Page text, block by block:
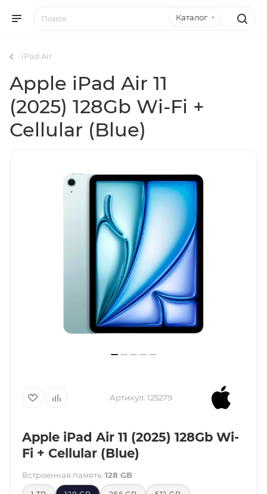
Каталог
iPad Air
Apple iPad Air 11
(2025) 128Gb Wi-Fi +
Cellular (Blue)
Артикул: 125279
Apple iPad Air 11 (2025) 128Gb Wi-
Fi + Cellular (Blue)
Встроенная память: 128 GB